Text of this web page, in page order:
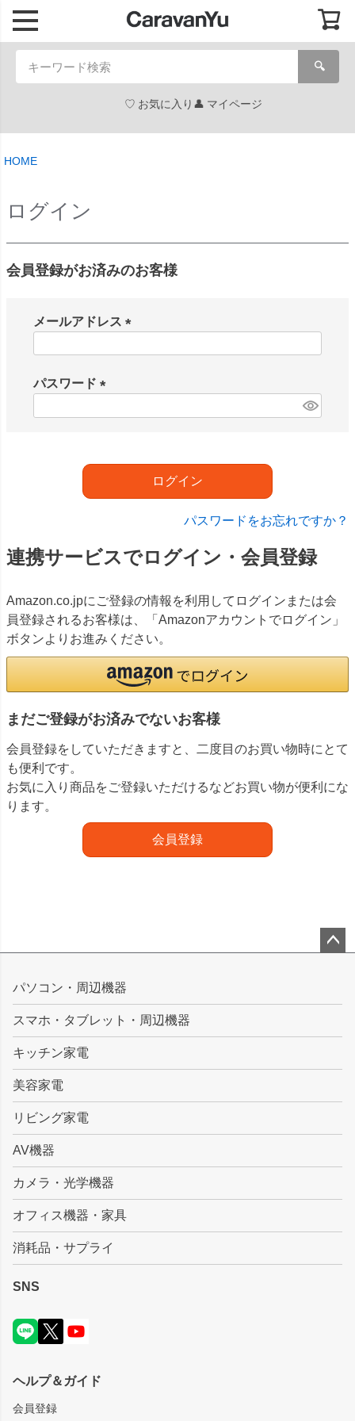
🔍
お気に入り マイページ
HOME
ログイン
会員登録がお済みのお客様
メールアドレス
パスワード
)
ログイン
パスワードをお忘れですか？
連携サービスでログイン・会員登録
Amazon.co.jpにご登録の情報を利用してログインまたは会
員登録されるお客様は、「Amazonアカウントでログイン」
ボタンよりお進みください。
まだご登録がお済みでないお客様
会員登録をしていただきますと、二度目のお買い物時にとて
も便利です。
お気に入り商品をご登録いただけるなどお買い物が便利にな
ります。
会員登録
ップ
パソコン・周辺機器
スマホ・タブレット・周辺機器
キッチン家電
美容家電
リビング家電
AV機器
カメラ・光学機器
オフィス機器・家具
消耗品・サプライ
SNS
ヘルプ＆ガイド
会員登録